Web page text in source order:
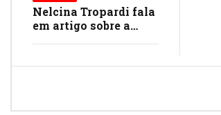
Nelcina Tropardi fala
em artigo sobre a
criatividade na mídia